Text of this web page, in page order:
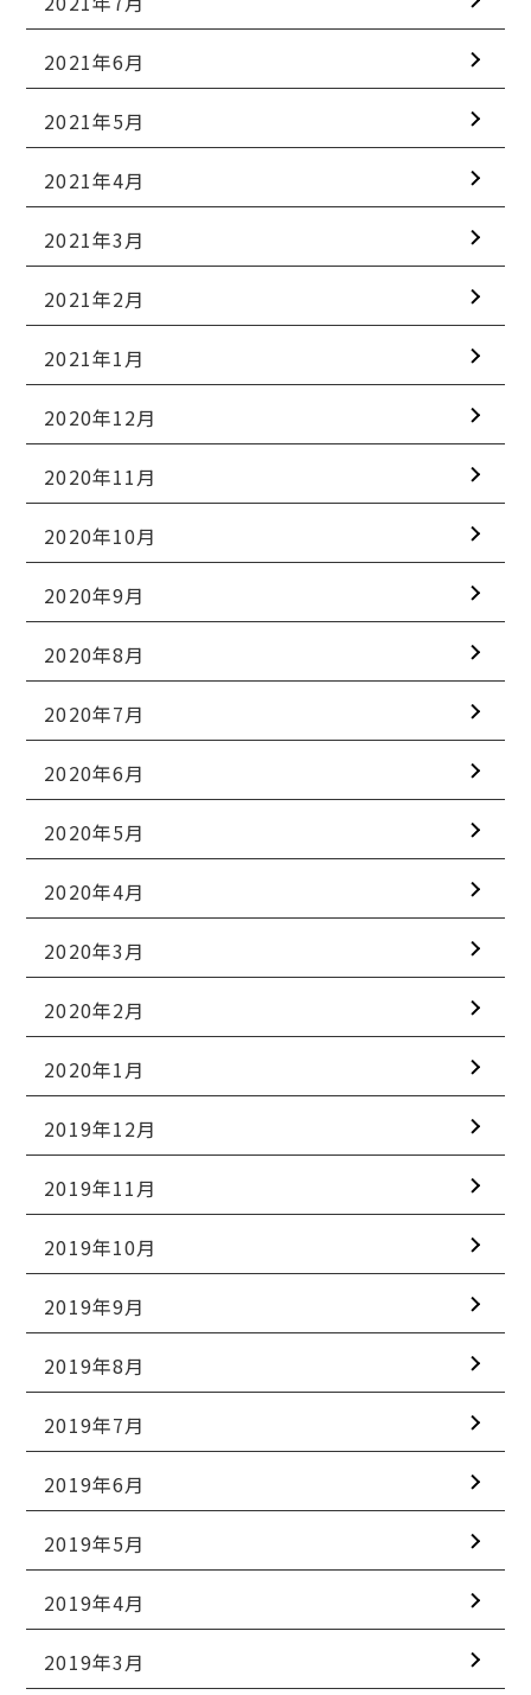
2021年6月
2021年5月
2021年4月
2021年3月
2021年2月
2021年1月
2020年12月
2020年11月
2020年10月
2020年9月
2020年8月
2020年7月
2020年6月
2020年5月
2020年4月
2020年3月
2020年2月
2020年1月
2019年12月
2019年11月
2019年10月
2019年9月
2019年8月
2019年7月
2019年6月
2019年5月
2019年4月
2019年3月